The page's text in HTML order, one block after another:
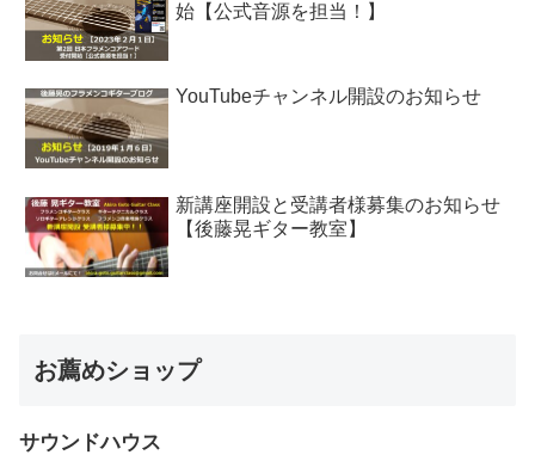
始【公式音源を担当！】
YouTubeチャンネル開設のお知らせ
新講座開設と受講者様募集のお知らせ
【後藤晃ギター教室】
お薦めショップ
サウンドハウス